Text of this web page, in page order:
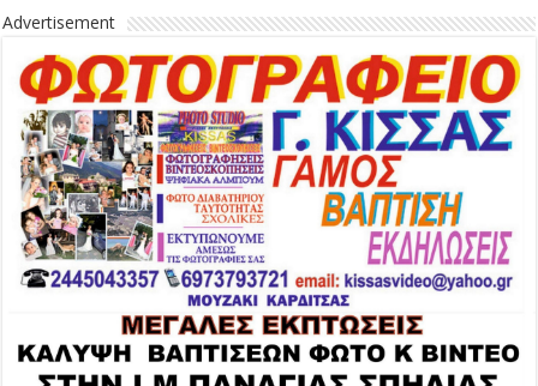
Advertisement